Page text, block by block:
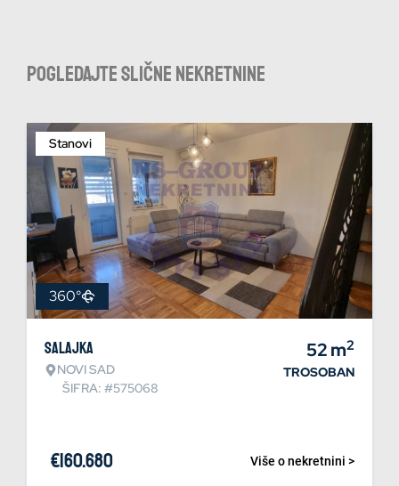
Pogledajte slične nekretnine
Stanovi
360°
Salajka
NOVI SAD
ŠIFRA: #575068
52m2
TROSOBAN
Više o nekretnini >
€160.680